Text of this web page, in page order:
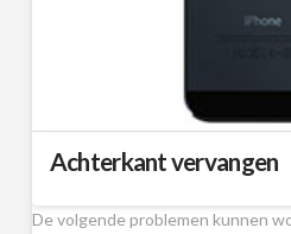
Achterkant vervangen
De volgende problemen kunnen